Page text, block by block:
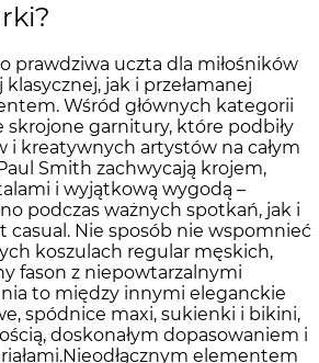
prawdziwa uczta dla miłośników
jak i przełamanej
Wśród głównych kategorii
skrojone garnitury, które podbiły
i kreatywnych artystów na całym
Smith zachwycają krojem,
i wyjątkową wygodą –
podczas ważnych spotkań, jak i
casual. Nie sposób nie wspomnieć
koszulach regular męskich,
fason z niepowtarzalnymi
to między innymi eleganckie
spódnice maxi, sukienki i bikini,
doskonałym dopasowaniem i
elementem